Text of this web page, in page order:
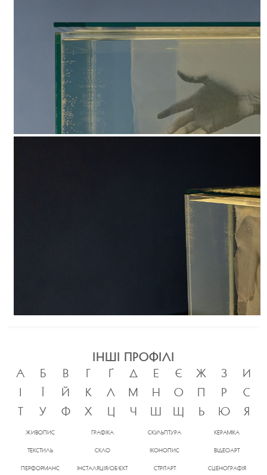
ІНШІ ПРОФІЛІ
А
Б В Г Ґ Д Е Є Ж З
И
І
Ї Й К Л М Н О П Р
С
Т
У Ф Х Ц Ч Ш Щ Ь Ю Я
ЖИВОПИС ГРАФІКА СКУЛЬПТУРА КЕРАМІКА
ТЕКСТИЛЬ СКЛО ІКОНОПИС ВІДЕОАРТ
ПЕРФОРМАНС ІНСТАЛЯЦІЯ/ОБ’ЄКТ СТРІТАРТ СЦЕНОГРАФІЯ